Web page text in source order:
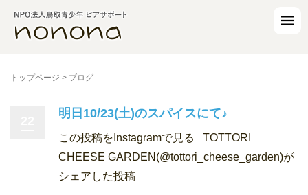
トップページ > ブログ
明日10/23(土)のスパイスにて♪
この投稿をInstagramで見る TOTTORI
CHEESE GARDEN(@tottori_cheese_garden)が
シェアした投稿